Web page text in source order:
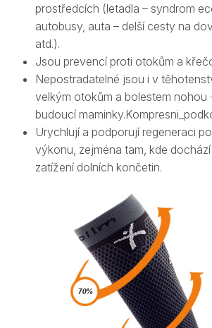
prostředcích (letadla – syndrom
autobusy, auta – delší cesty na
atd.).
Jsou prevencí proti otokům a
Nepostradatelné jsou i v
velkým otokům a bolestem nohou
budoucí
Urychlují a podporují regeneraci
výkonu, zejména tam, kde
zatížení dolních končetin.